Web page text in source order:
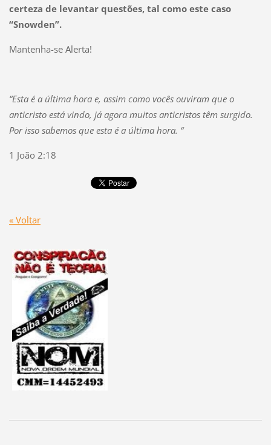
certeza de levantar questões, tal como este caso
“Snowden”.
Mantenha-se Alerta!
“Esta é a última hora e, assim como vocês ouviram que o
anticristo está vindo, já agora muitos anticristos têm surgido.
Por isso sabemos que esta é a última hora. “
1 João 2:18
« Voltar